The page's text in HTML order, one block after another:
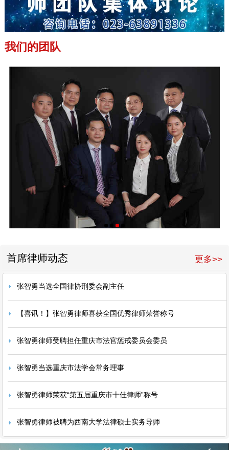
我们的团队
更多>>
首席律师动态
张智勇当选全国律协刑委会副主任
【喜讯！】张智勇律师喜获全国优秀律师荣誉称号
张智勇律师受聘担任重庆市法官惩戒委员会委员
张智勇当选重庆市法学会常务理事
张智勇律师荣获“第五届重庆市十佳律师”称号
张智勇律师被聘为西南大学法律硕士实务导师